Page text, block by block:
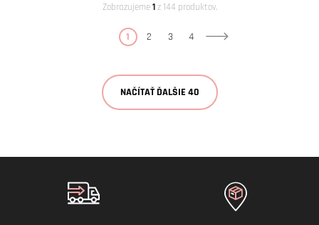
Zobrazujeme1z 144 produktov.
1 2 3 4
NAČÍTAŤ ĎALŠIE 40